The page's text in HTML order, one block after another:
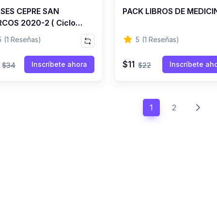
CEPRE SAN
2020-2 ( Ciclo
de Ingreso
(1 Reseñas)
$34 Inscríbete ahora
PACK LIBROS DE
5 (1 Reseñas)
$11 $22 Inscríbete
1 2